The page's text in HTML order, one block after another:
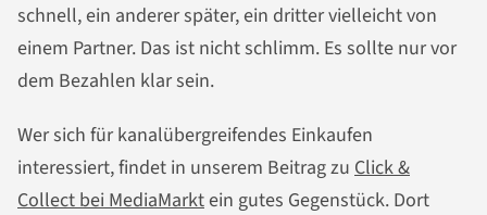
schnell, ein anderer später, ein dritter vielleicht von
einem Partner. Das ist nicht schlimm. Es sollte nur vor
dem Bezahlen klar sein.
Wer sich für kanalübergreifendes Einkaufen
interessiert, findet in unserem Beitrag zu Click &
Collect bei MediaMarktein gutes Gegenstück. Dort